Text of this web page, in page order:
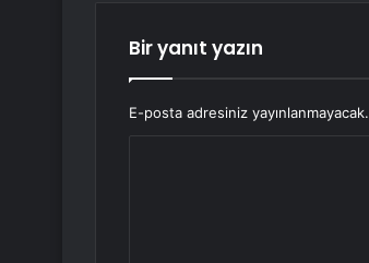
Bir yanıt yazın
E-posta adresiniz yayınlanmayacak.